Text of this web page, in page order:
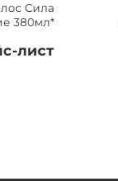
Сила
380мл*
лист